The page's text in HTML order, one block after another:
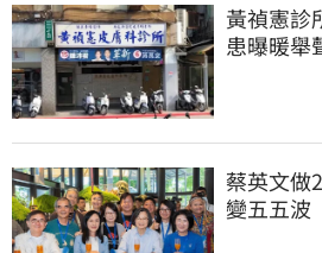
黃禎憲診
患曝暖舉
蔡英文做
變五五波